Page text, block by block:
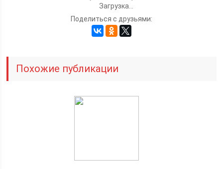
Загрузка...
Поделиться с друзьями:
Похожие публикации